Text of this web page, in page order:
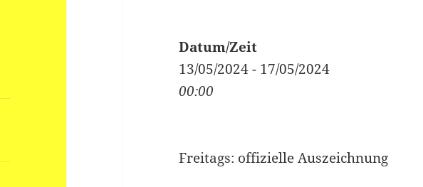
Datum/Zeit
13/05/2024 - 17/05/2024
00:00
Freitags: offizielle Auszeichnung